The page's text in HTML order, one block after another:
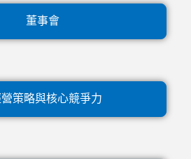
董事會
策略與核心競爭力